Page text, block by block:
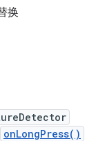
换
onLongPress()